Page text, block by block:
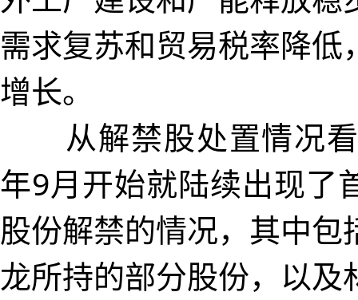
需求复苏和贸易税率降低
增长。
从解禁股处置情况看
年9月开始就陆续出现了
股份解禁的情况，其中包
龙所持的部分股份，以及